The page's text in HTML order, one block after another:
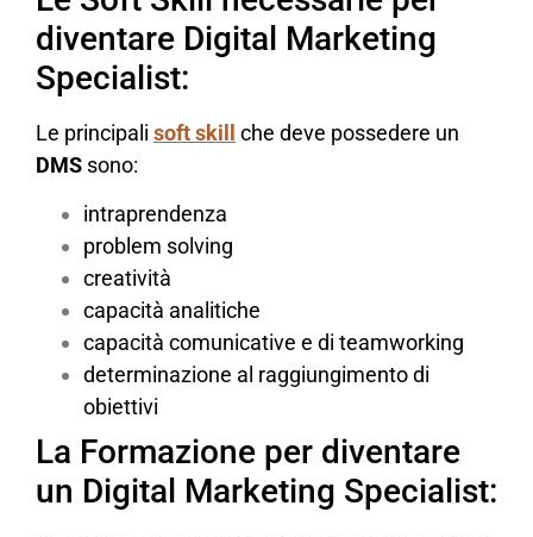
diventare Digital Marketing
Specialist:
Le principali soft skill che deve possedere un
DMS sono:
intraprendenza
problem solving
creatività
capacità analitiche
capacità comunicative e di teamworking
determinazione al raggiungimento di
obiettivi
La Formazione per diventare
un Digital Marketing Specialist: